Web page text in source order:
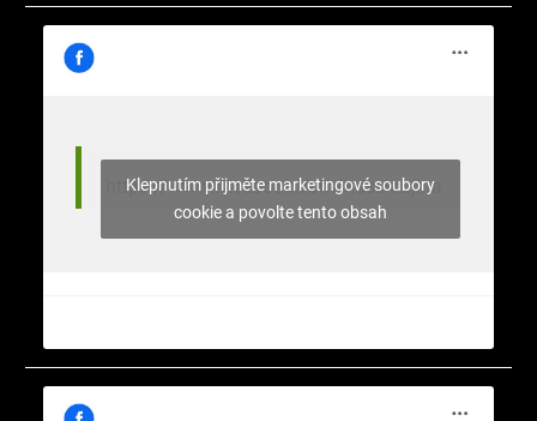
https://www.facebook.com/nasekrajina
Klepnutím přijměte marketingové soubory
cookie a povolte tento obsah